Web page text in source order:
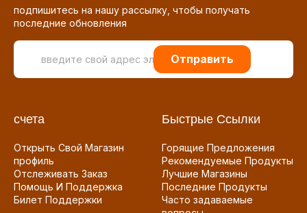
подпишитесь на нашу рассылку, чтобы получать
последние обновления
Отправить
счета
Открыть Свой Магазин
профиль
Отслеживать Заказ
Помощь И Поддержка
Билет Поддержки
Быстрые Ссылки
Горящие Предложения
Рекомендуемые Продукты
Лучшие Магазины
Последние Продукты
Часто задаваемые